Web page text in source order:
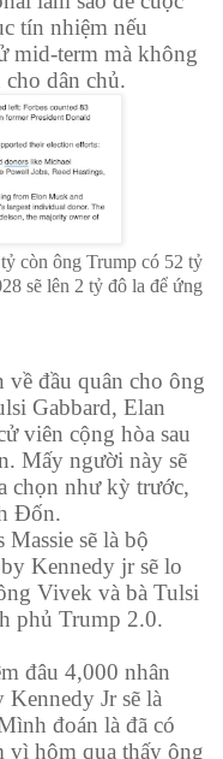
tín nhiệm nếu
mid-term mà không
dân chủ.
còn ông Trump có 52 tỷ
sẽ lên 2 tỷ đô la để ứng
đầu quân cho ông
Gabbard, Elan
viên cộng hòa sau
Mấy người này sẽ
chọn như kỳ trước,
Đốn.
sẽ là bộ
Kennedy jr sẽ lo
Vivek và bà Tulsi
phủ Trump 2.0.
đâu 4,000 nhân
Jr sẽ là
đoán là đã có
vì hôm qua thấy ông